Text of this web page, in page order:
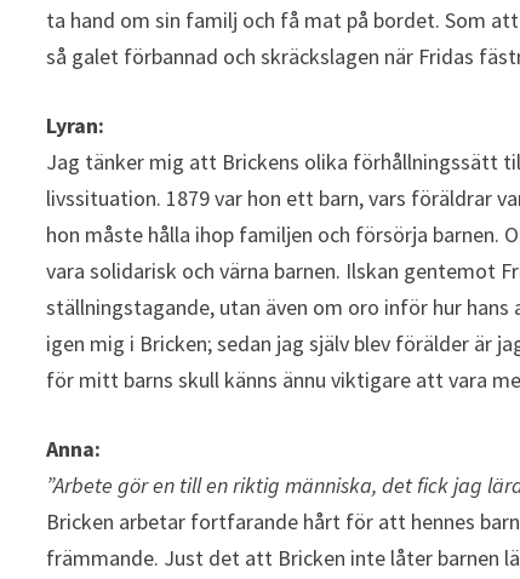
ta hand om sin familj och få mat på bordet. Som
så galet förbannad och skräckslagen när Fridas
Lyran:
Jag tänker mig att Brickens olika förhållningssätt
livssituation. 1879 var hon ett barn, vars föräldrar
hon måste hålla ihop familjen och försörja barnen.
vara solidarisk och värna barnen. Ilskan gentemot
ställningstagande, utan även om oro inför hur
igen mig i Bricken; sedan jag själv blev förälder är
för mitt barns skull känns ännu viktigare att vara
Anna:
”Arbete gör en till en riktig människa, det fick jag
Bricken arbetar fortfarande hårt för att hennes
främmande. Just det att Bricken inte låter barnen